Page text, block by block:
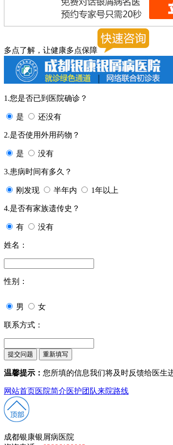
多点了解，让健康多点保障
1.您是否已到医院确诊？
是 还没有
2.是否使用外用药物？
是 没有
3.患病时间有多久？
刚发现 半年内 1年以上
4.是否有家族遗传史？
有 没有
姓名：
性别：
男 女
联系方式：
温馨提示： 您所填的信息我们将及时反馈给医生
网站首页医院简介医护团队来院路线
成都银康银屑病医院